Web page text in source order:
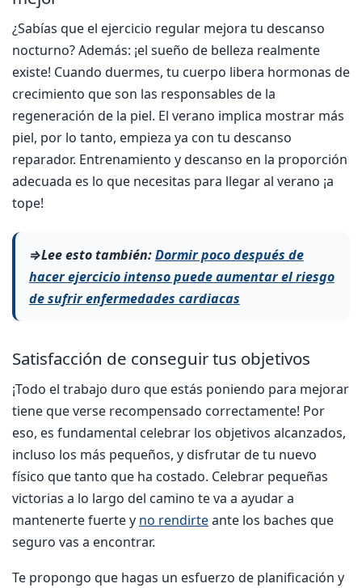
¿Sabías que el ejercicio regular mejora tu descanso
nocturno? Además: ¡el sueño de belleza realmente
existe! Cuando duermes, tu cuerpo libera hormonas de
crecimiento que son las responsables de la
regeneración de la piel. El verano implica mostrar más
piel, por lo tanto, empieza ya con tu descanso
reparador. Entrenamiento y descanso en la proporción
adecuada es lo que necesitas para llegar al verano ¡a
tope!
⇒Lee esto también:Dormir poco después de
hacer ejercicio intenso puede aumentar el riesgo
de sufrir enfermedades cardiacas
Satisfacción de conseguir tus objetivos
¡Todo el trabajo duro que estás poniendo para mejorar
tiene que verse recompensado correctamente! Por
eso, es fundamental celebrar los objetivos alcanzados,
incluso los más pequeños, y disfrutar de tu nuevo
físico que tanto que ha costado. Celebrar pequeñas
victorias a lo largo del camino te va a ayudar a
mantenerte fuerte y no rendirteante los baches que
seguro vas a encontrar.
Te propongo que hagas un esfuerzo de planificación y